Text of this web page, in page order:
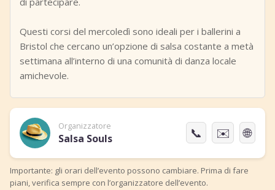
Questi corsi del mercoledì sono ideali per i ballerini a
Bristol che cercano un’opzione di salsa costante a metà
settimana all’interno di una comunità di danza locale
amichevole.
Organizzatore
Salsa Souls 📞 ✉️ 🌐
Importante: gli orari dell’evento possono cambiare. Prima di fare
piani, verifica sempre con l’organizzatore dell’evento.